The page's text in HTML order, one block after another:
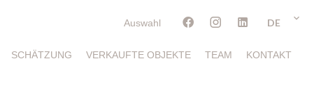
Auswahl DE
SCHÄTZUNG VERKAUFTE OBJEKTE TEAM KONTAKT